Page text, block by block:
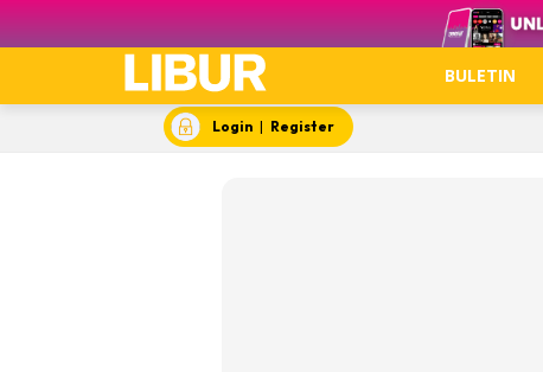
Video
BULETIN
Login | Register